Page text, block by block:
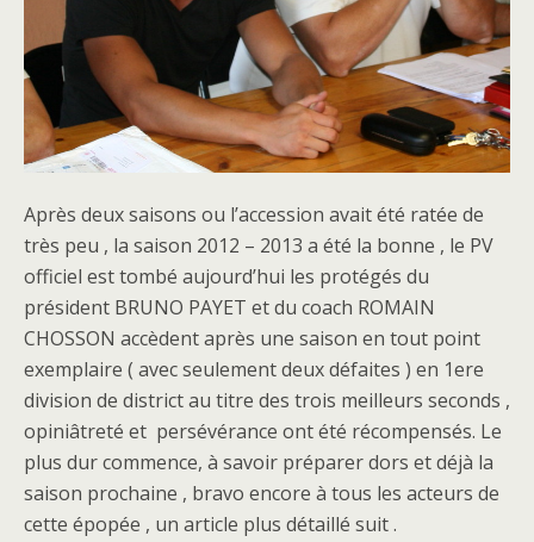
Après deux saisons ou l’accession avait été ratée de
très peu , la saison 2012 – 2013 a été la bonne , le PV
officiel est tombé aujourd’hui les protégés du
président BRUNO PAYET et du coach ROMAIN
CHOSSON accèdent après une saison en tout point
exemplaire ( avec seulement deux défaites ) en 1ere
division de district au titre des trois meilleurs seconds ,
opiniâtreté et persévérance ont été récompensés. Le
plus dur commence, à savoir préparer dors et déjà la
saison prochaine , bravo encore à tous les acteurs de
cette épopée , un article plus détaillé suit .